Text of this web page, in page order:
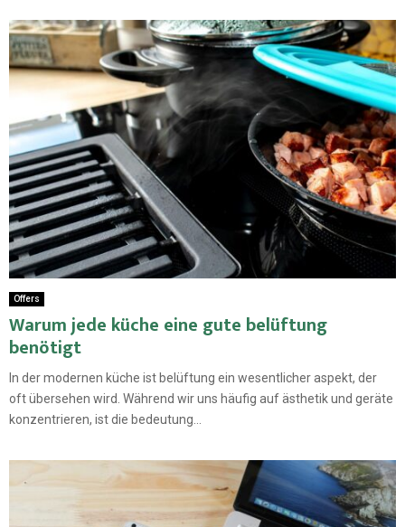
Offers
Warum jede küche eine gute belüftung
benötigt
In der modernen küche ist belüftung ein wesentlicher aspekt, der
oft übersehen wird. Während wir uns häufig auf ästhetik und geräte
konzentrieren, ist die bedeutung...